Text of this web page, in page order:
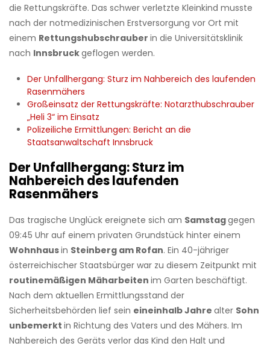
die Rettungskräfte. Das schwer verletzte Kleinkind musste
nach der notmedizinischen Erstversorgung vor Ort mit
einem Rettungshubschrauber in die Universitätsklinik
nach Innsbruckgeflogen werden.
Der Unfallhergang: Sturz im Nahbereich des laufenden
Rasenmähers
Großeinsatz der Rettungskräfte: Notarzthubschrauber
„Heli 3“ im Einsatz
Polizeiliche Ermittlungen: Bericht an die
Staatsanwaltschaft Innsbruck
Der Unfallhergang: Sturz im
Nahbereich des laufenden
Rasenmähers
Das tragische Unglück ereignete sich am Samstaggegen
09:45 Uhr auf einem privaten Grundstück hinter einem
Wohnhausin Steinberg am Rofan. Ein 40-jähriger
österreichischer Staatsbürger war zu diesem Zeitpunkt mit
routinemäßigen Mäharbeiten im Garten beschäftigt.
Nach dem aktuellen Ermittlungsstand der
Sicherheitsbehörden lief sein eineinhalb Jahre alter Sohn
unbemerkt in Richtung des Vaters und des Mähers. Im
Nahbereich des Geräts verlor das Kind den Halt und